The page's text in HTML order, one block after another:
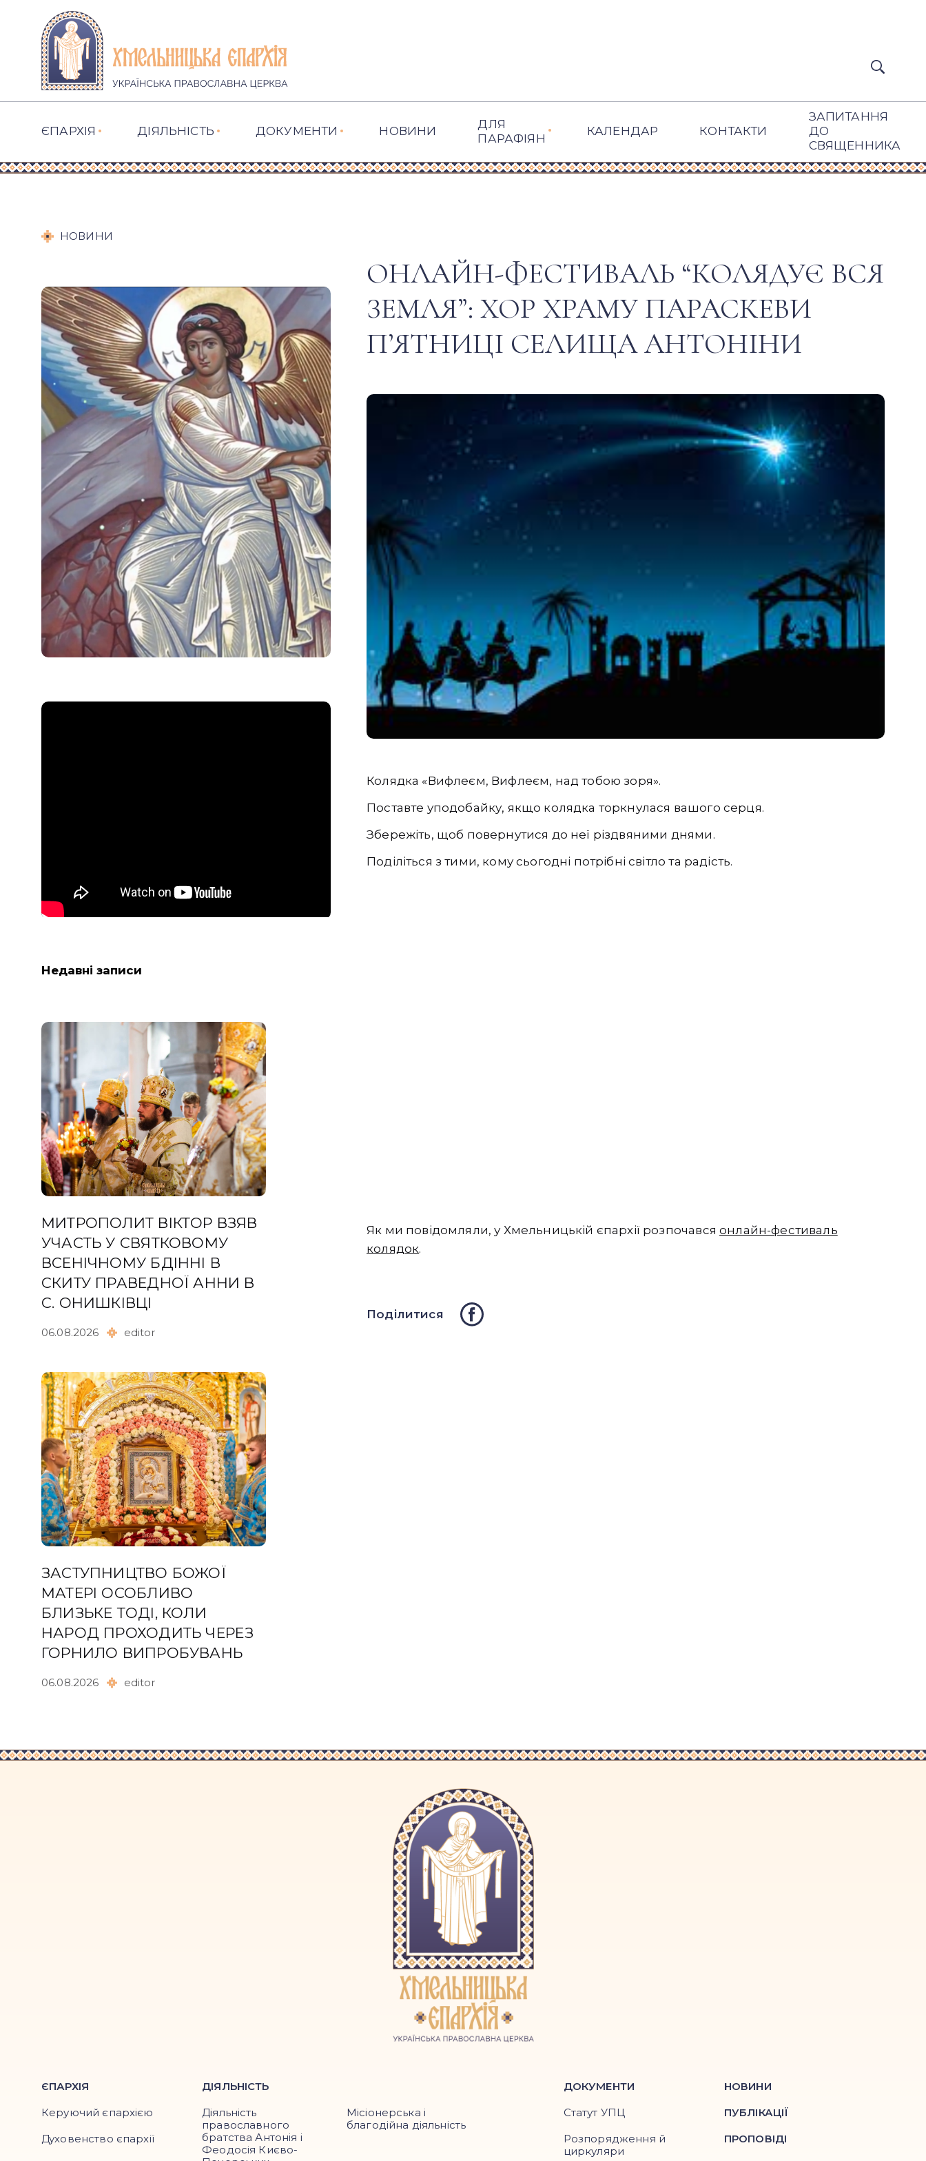
ЄПАРХІЯ ДІЯЛЬНІСТЬ ДОКУМЕНТИ НОВИНИ
ДЛЯ
ПАРАФІЯН
КАЛЕНДАР КОНТАКТИ
ЗАПИТАННЯ
ДО
СВЯЩЕННИКА
НОВИНИ
Недавні записи
МИТРОПОЛИТ ВІКТОР ВЗЯВ
УЧАСТЬ У СВЯТКОВОМУ
ВСЕНІЧНОМУ БДІННІ В
СКИТУ ПРАВЕДНОЇ АННИ В
С. ОНИШКІВЦІ
06.08.2026 editor
ЗАСТУПНИЦТВО БОЖОЇ
МАТЕРІ ОСОБЛИВО
БЛИЗЬКЕ ТОДІ, КОЛИ
НАРОД ПРОХОДИТЬ ЧЕРЕЗ
ГОРНИЛО ВИПРОБУВАНЬ
06.08.2026 editor
ОНЛАЙН-ФЕСТИВАЛЬ “КОЛЯДУЄ ВСЯ
ЗЕМЛЯ”: ХОР ХРАМУ ПАРАСКЕВИ
ПʼЯТНИЦІ СЕЛИЩА АНТОНІНИ
Колядка «Вифлеєм, Вифлеєм, над тобою зоря».
Поставте уподобайку, якщо колядка торкнулася вашого серця.
Збережіть, щоб повернутися до неї різдвяними днями.
Поділіться з тими, кому сьогодні потрібні світло та радість.
Як ми повідомляли, у Хмельницькій єпархії розпочавсяонлайн-фестиваль
колядок.
Поділитися
ЄПАРХІЯ
Керуючий єпархією
Духовенство єпархії
ДІЯЛЬНІСТЬ
Діяльність
православного
братства Антонія і
Феодосія Києво-
Місіонерська і
благодійна діяльність
ДОКУМЕНТИ
Статут УПЦ
Розпорядження й
циркуляри
НОВИНИ
ПУБЛІКАЦІЇ
ПРОПОВІДІ